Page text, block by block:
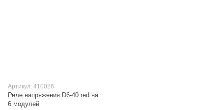
Артикул: 410026
Реле напряжения D6-40 red на
6 модулей